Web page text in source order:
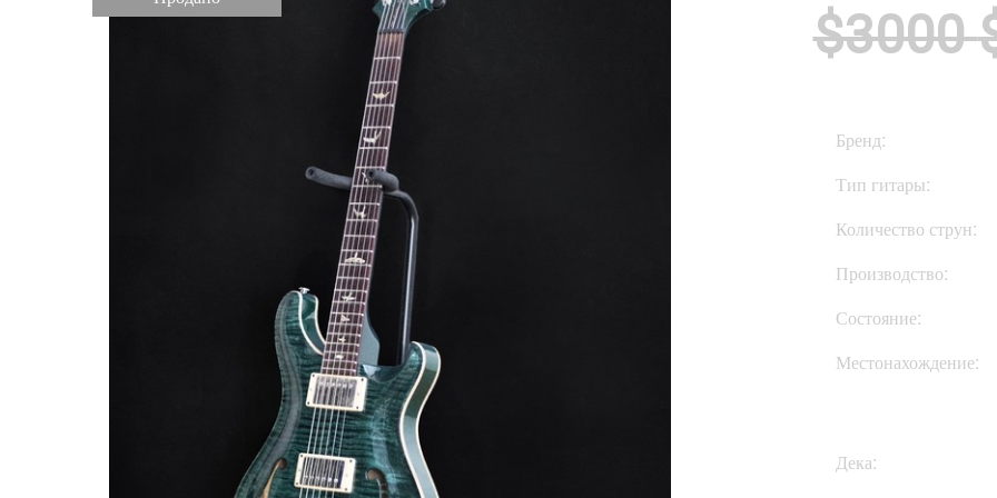
$3000
Бренд:
Тип гитары:
Количество струн:
Производство:
Состояние:
Местонахождение:
Дека: